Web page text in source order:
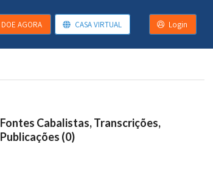
DOE AGORA CASA VIRTUAL Login
Fontes Cabalistas, Transcrições,
Publicações (0)